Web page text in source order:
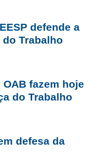
PROFISSÃO
defende a
Trabalho
fazem hoje
do Trabalho
defesa da